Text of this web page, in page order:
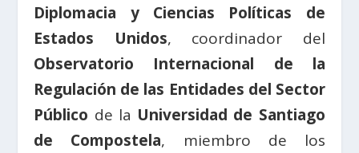
Diplomacia y Ciencias Políticas de
Estados Unidos, coordinador del
Observatorio Internacional de la
Regulación de las Entidades del Sector
Público de la Universidad de Santiago
de Compostela, miembro de los